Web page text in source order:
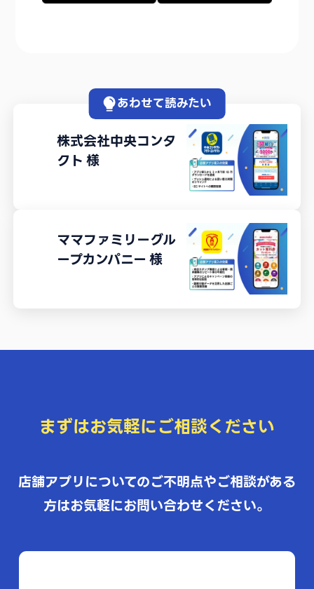
あわせて読みたい
株式会社中央コンタ
クト様
ママファミリーグル
ープカンパニー様
まずはお気軽にご相談ください
店舗アプリについてのご不明点やご相談がある
方はお気軽にお問い合わせください。